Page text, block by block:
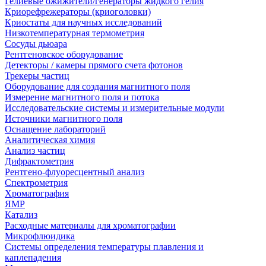
Криорефрежераторы (криоголовки)
Криостаты для научных исследований
Низкотемпературная термометрия
Сосуды дьюара
Рентгеновское оборудование
Детекторы / камеры прямого счета фотонов
Трекеры частиц
Оборудование для создания магнитного поля
Измерение магнитного поля и потока
Исследовательские системы и измерительные модули
Источники магнитного поля
Оснащение лабораторий
Аналитическая химия
Анализ частиц
Дифрактометрия
Рентгено-флуоресцентный анализ
Спектрометрия
Хроматография
ЯМР
Катализ
Расходные материалы для хроматографии
Микрофлюидика
Системы определения температуры плавления и
каплепадения